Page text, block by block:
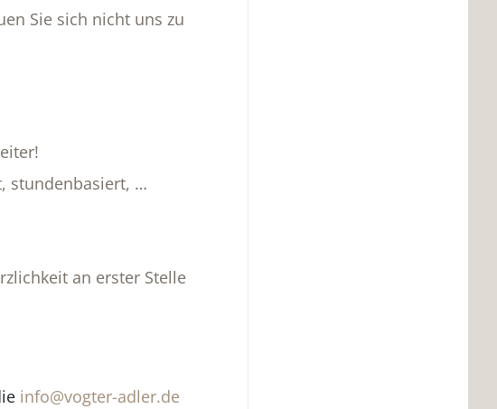
Sie sich nicht uns zu
stundenbasiert, …
an erster Stelle
info@vogter-adler.de